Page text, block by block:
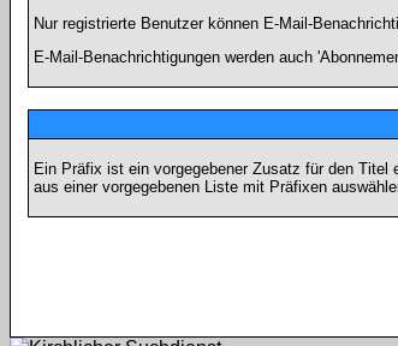
Nur registrierte Benutzer können E-Mail-
E-Mail-Benachrichtigungen werden auch
Ein Präfix ist ein vorgegebener Zusatz für den
aus einer vorgegebenen Liste mit Präfixen